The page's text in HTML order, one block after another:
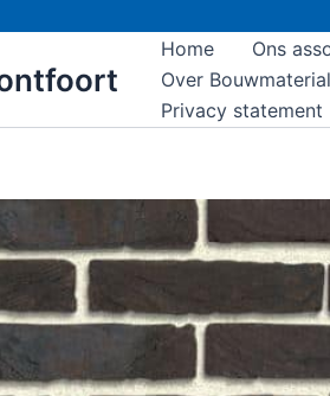
Home Ons
Over
Privacy statement